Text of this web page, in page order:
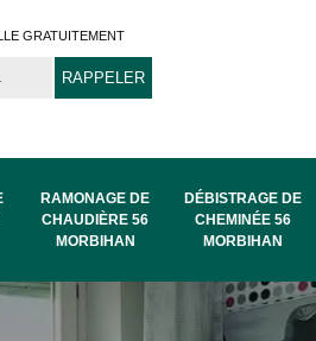
GRATUITEMENT
RAMONAGE DE
CHAUDIÈRE 56
MORBIHAN
DÉBISTRAGE DE
CHEMINÉE 56
MORBIHAN